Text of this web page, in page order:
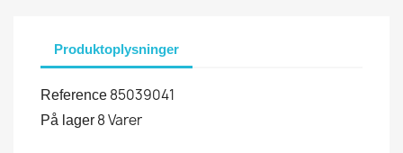
Produktoplysninger
Reference 85039041
På lager 8 Varer